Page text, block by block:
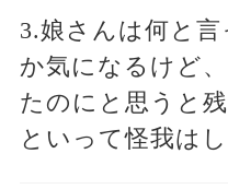
3.娘さんは何と
か気になるけど
たのにと思うと
といって怪我は